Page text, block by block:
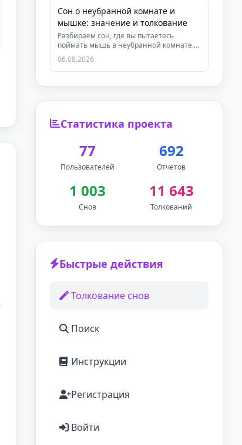
Сон о неубранной комнате и
мышке: значение и толкование
Разбираем сон, где вы пытаетесь
поймать мышь в неубранной комнате.
Узнайте, что символизируют старые...
06.08.2026
Статистика проекта
77
Пользователей
692
Отчетов
1 003
Снов
11 643
Толкований
Быстрые действия
Толкование снов
Поиск
Инструкции
Регистрация
Войти